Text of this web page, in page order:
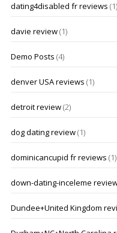
dating4disabled fr reviews (1)
davie review(1)
Demo Posts (4)
denver USA reviews (1)
detroit review(2)
dog dating review(1)
dominicancupid fr reviews (1)
down-dating-inceleme
Dundee+United Kingdom